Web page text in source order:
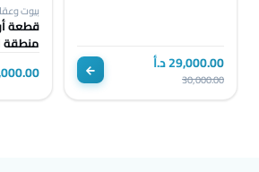
29,000.00 د.أ
30,000.00
بيوت
قطعة
منطقة